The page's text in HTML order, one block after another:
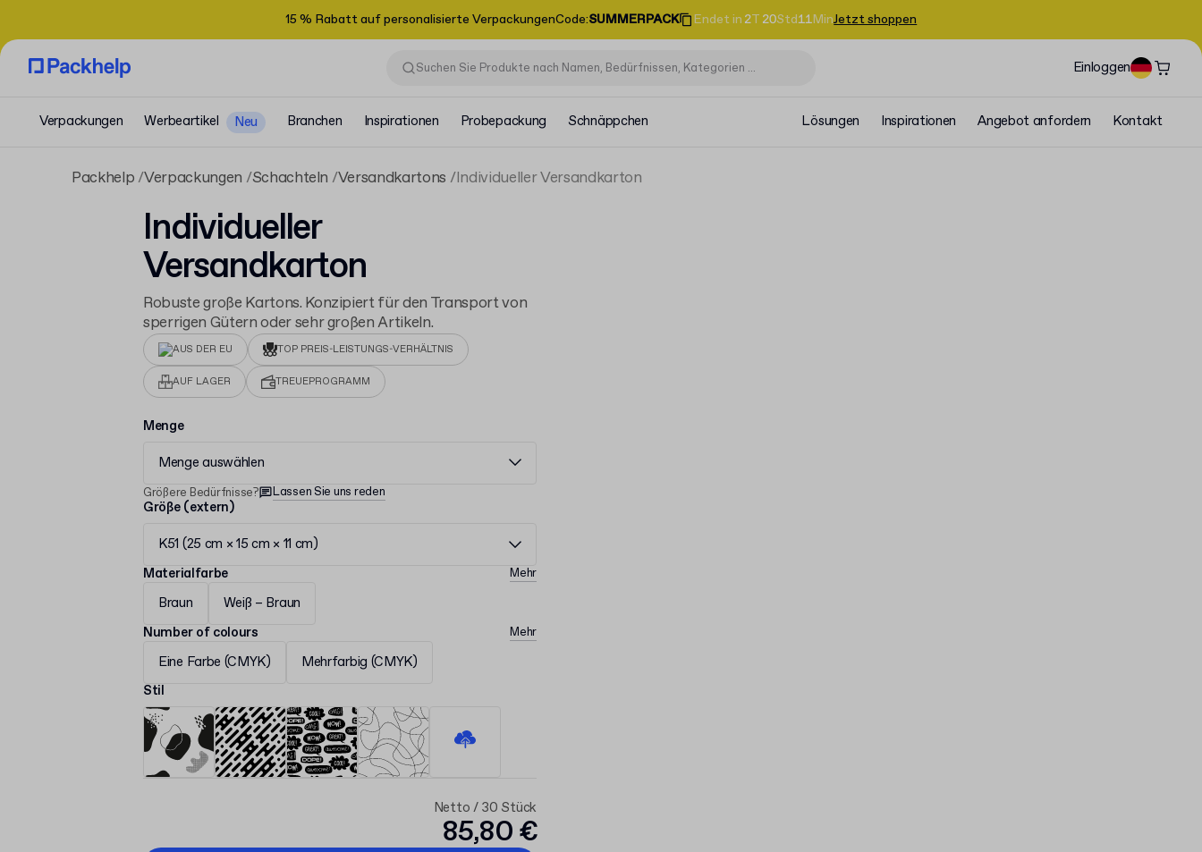
15 % Rabatt auf personalisierte VerpackungenCode:SUMMERPACK Endet in 2T 20Std11MinJetzt shoppen
Einloggen
Verpackungen Werbeartikel Neu Branchen Inspirationen Probepackung Schnäppchen Lösungen Inspirationen Angebot anfordern Kontakt
Packhelp Verpackungen Schachteln Versandkartons Individueller Versandkarton
Individueller
Versandkarton
Robuste große Kartons. Konzipiert für den Transport von
sperrigen Gütern oder sehr großen Artikeln.
AUS DER EU TOP PREIS-LEISTUNGS-VERHÄLTNIS
AUF LAGER TREUEPROGRAMM
Menge
Menge auswählen
Größere Bedürfnisse? Lassen Sie uns reden
Größe (extern)
K51 (25 cm × 15 cm × 11 cm)
Materialfarbe
Mehr
Braun
Weiß – Braun
Number of colours
Mehr
Eine Farbe (CMYK)
Mehrfarbig (CMYK)
Stil
Netto / 30 Stück
85,80 €